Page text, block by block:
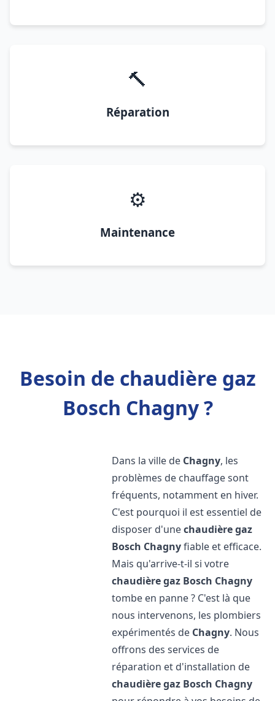
🔨
Réparation
⚙️
Maintenance
Besoin de chaudière gaz
Bosch Chagny ?
Dans la ville de Chagny, les
problèmes de chauffage sont
fréquents, notamment en hiver.
C'est pourquoi il est essentiel de
disposer d'unechaudière gaz
Bosch Chagnyfiable et efficace.
Mais qu'arrive-t-il si votre
chaudière gaz Bosch Chagny
tombe en panne ? C'est là que
nous intervenons, les plombiers
expérimentés de Chagny. Nous
offrons des services de
réparation et d'installation de
chaudière gaz Bosch Chagny